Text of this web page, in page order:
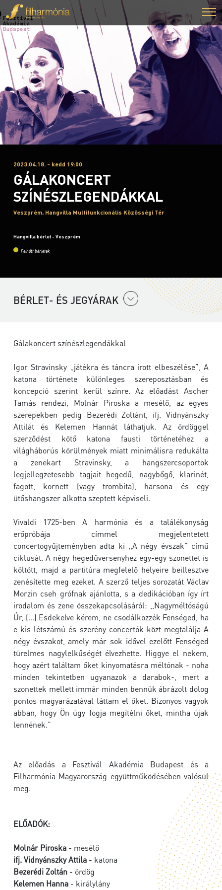
2023.04.18. - kedd 19:00
GÁLAKONCERT
SZÍNÉSZLEGENDÁKKAL
Veszprém, Hangvilla Multifunkcionális Közösségi Tér
Hangvilla bérlet - Veszprém
Felnőtt bérletek
BÉRLET- ÉS JEGYÁRAK
Gálakoncert színészlegendákkal
Igor Stravinsky „játékra és táncra írott elbeszélése”, A
katona története különleges szereposztásban és
koncepció szerint kerül színre. Az előadást Ascher
Tamás rendezi, Molnár Piroska a mesélő, az egyes
szerepekben pedig Bezerédi Zoltánt, ifj. Vidnyánszky
Attilát és Kelemen Hannát láthatjuk. Az ördöggel
szerződést kötő katona fausti történetéhez a
világháborús körülmények miatt minimálisra redukálta
a zenekart Stravinsky, a hangszercsoportok
legjellegzetesebb tagjait hegedű, nagybőgő, klarinét,
fagott, kornett (vagy trombita), harsona és egy
ütőshangszer alkotta szeptett képviseli.
Vivaldi 1725-ben A harmónia és a találékonyság
erőpróbája címmel megjelentetett
concertogyűjteményben adta ki ,,A négy évszak” című
ciklusát. A négy hegedűversenyhez egy-egy szonettet is
költött, majd a partitúra megfelelő helyeire beillesztve
zenésítette meg ezeket. A szerző teljes sorozatát Václav
Morzin cseh grófnak ajánlotta, s a dedikációban így írt
irodalom és zene összekapcsolásáról: ,,Nagyméltóságú
Úr, (...) Esdekelve kérem, ne csodálkozzék Fenséged, ha
e kis létszámú és szerény concertók közt megtalálja A
négy évszakot, amely már sok idővel ezelőtt Fenséged
türelmes nagylelkűségét élvezhette. Higgye el nekem,
hogy azért találtam őket kinyomatásra méltónak - noha
minden tekintetben ugyanazok a darabok-, mert a
szonettek mellett immár minden bennük ábrázolt dolog
pontos magyarázatával láttam el őket. Bizonyos vagyok
abban, hogy Ön úgy fogja megítélni őket, mintha újak
lennének.”
Az előadás a Fesztivál Akadémia Budapest és a
Filharmónia Magyarország együttműködésében valósul
meg.
ELŐADÓK:
Molnár Piroska - mesélő
ifj. Vidnyánszky Attila - katona
Bezerédi Zoltán - ördög
Kelemen Hanna - királylány